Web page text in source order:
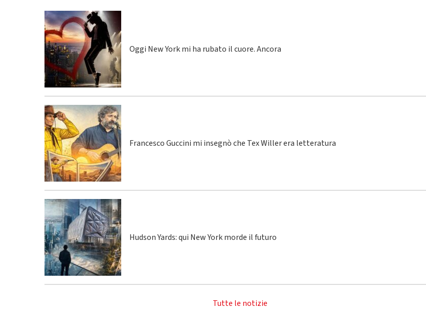
Oggi New York mi ha rubato il cuore. Ancora
Francesco Guccini mi insegnò che Tex Willer era letteratura
Hudson Yards: qui New York morde il futuro
Tutte le notizie